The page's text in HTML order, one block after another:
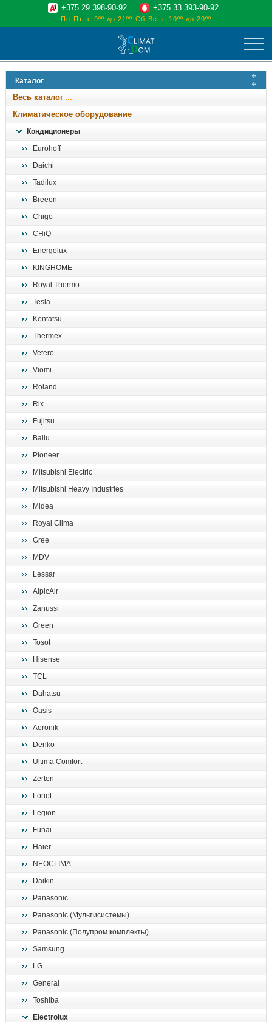
климат
отопительные котлы
водоснабжение
+375 29 398-90-92 +375 33 393-90-92
Пн-Пт: с 9ºº до 21ºº Сб-Вс: с 10ºº до 20ºº
Каталог
Весь каталог
Климатическое оборудование
Кондиционеры
Eurohoff
Daichi
Tadilux
Breeon
Chigo
CHiQ
Energolux
KINGHOME
Royal Thermo
Tesla
Kentatsu
Thermex
Vetero
Viomi
Roland
Rix
Fujitsu
Ballu
Pioneer
Mitsubishi Electric
Mitsubishi Heavy Industries
Midea
Royal Clima
Gree
MDV
Lessar
AlpicAir
Zanussi
Green
Tosot
Hisense
TCL
Dahatsu
Oasis
Aeronik
Denko
Ultima Comfort
Zerten
Loriot
Legion
Funai
Haier
NEOCLIMA
Daikin
Panasonic
Panasonic (Мультисистемы)
Panasonic (Полупром.комплекты)
Samsung
LG
General
Toshiba
Electrolux